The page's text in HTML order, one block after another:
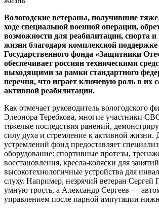
Вологодские ветераны, получившие
ходе специальной военной операции,
возможности для реабилитации, спорта
жизни благодаря комплексной поддержке
Государственного фонда «Защитники
обеспечивает россиян техническими
выходящими за рамки стандартного
перечня, что играет ключевую роль в их
активной реабилитации.
Как отмечает руководитель вологодского
Элеонора Теребкова, многие участники
тяжелые последствия ранений,
силу духа и стремление к активной жизни.
устремлений фонд предоставляет
оборудование: спортивные протезы,
восстановления, кресла-коляски для
высокотехнологичные устройства для
слуху. Например, незрячий ветеран Сергей
умную трость, а Александр Сергеев —
управлением после парной ампутации